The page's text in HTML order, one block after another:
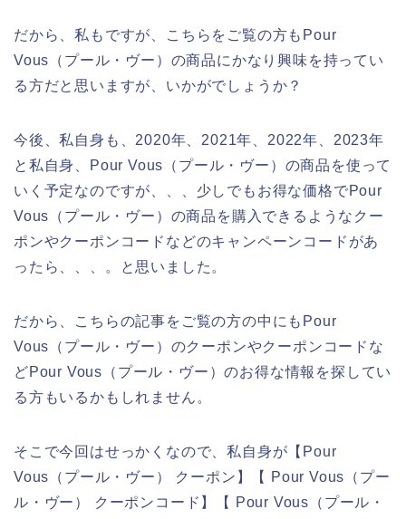
だから、私もですが、こちらをご覧の方もPour
Vous（プール・ヴー）の商品にかなり興味を持ってい
る方だと思いますが、いかがでしょうか？
今後、私自身も、2020年、2021年、2022年、2023年
と私自身、Pour Vous（プール・ヴー）の商品を使って
いく予定なのですが、、、少しでもお得な価格でPour
Vous（プール・ヴー）の商品を購入できるようなクー
ポンやクーポンコードなどのキャンペーンコードがあ
ったら、、、。と思いました。
だから、こちらの記事をご覧の方の中にもPour
Vous（プール・ヴー）のクーポンやクーポンコードな
どPour Vous（プール・ヴー）のお得な情報を探してい
る方もいるかもしれません。
そこで今回はせっかくなので、私自身が【Pour
Vous（プール・ヴー） クーポン】【 Pour Vous（プー
ル・ヴー） クーポンコード】【 Pour Vous（プール・